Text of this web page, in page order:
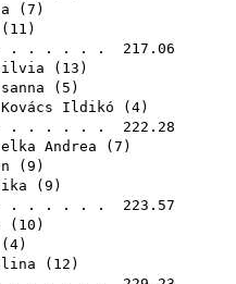
( 7 )
( 11 )
. . . . . 217.06
( 13 )
( 5 )
Ildikó ( 4)
. . . . . 222.28
Andrea ( 7 )
( 9 )
( 9 )
. . . . . 223.57
( 10 )
( 4)
( 12 )